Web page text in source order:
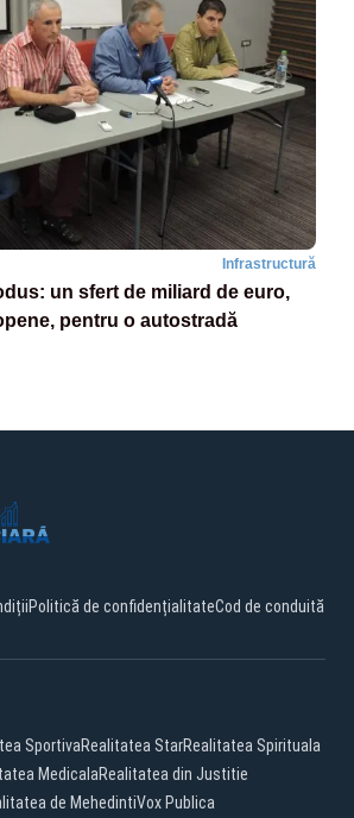
Infrastructură
un sfert de miliard de euro,
pentru o autostradă
Politică de confidențialitateCod de conduită
SportivaRealitatea StarRealitatea Spirituala
MedicalaRealitatea din Justitie
de MehedintiVox Publica